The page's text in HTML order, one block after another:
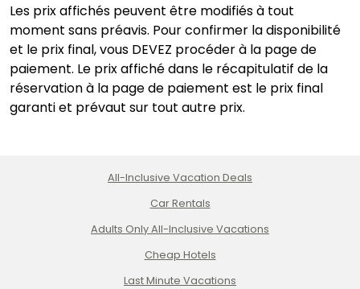
Les prix affichés peuvent être modifiés à tout
moment sans préavis. Pour confirmer la disponibilité
et le prix final, vous DEVEZ procéder à la page de
paiement. Le prix affiché dans le récapitulatif de la
réservation à la page de paiement est le prix final
garanti et prévaut sur tout autre prix.
All-Inclusive Vacation Deals
Car Rentals
Adults Only All-Inclusive Vacations
Cheap Hotels
Last Minute Vacations